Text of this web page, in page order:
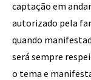
captação em
autorizado pela
quando
será sempre
o tema e